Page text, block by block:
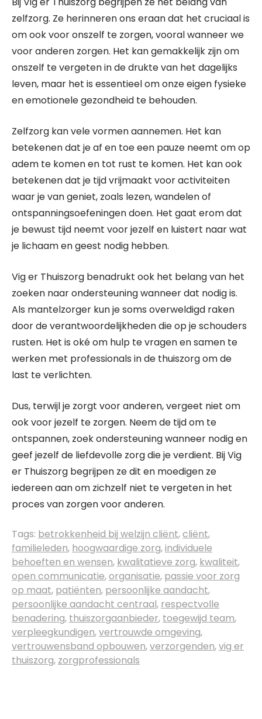
zelfzorg. Ze herinneren ons eraan dat het cruciaal is
om ook voor onszelf te zorgen, vooral wanneer we
voor anderen zorgen. Het kan gemakkelijk zijn om
onszelf te vergeten in de drukte van het dagelijks
leven, maar het is essentieel om onze eigen fysieke
en emotionele gezondheid te behouden.
Zelfzorg kan vele vormen aannemen. Het kan
betekenen dat je af en toe een pauze neemt om op
adem te komen en tot rust te komen. Het kan ook
betekenen dat je tijd vrijmaakt voor activiteiten
waar je van geniet, zoals lezen, wandelen of
ontspanningsoefeningen doen. Het gaat erom dat
je bewust tijd neemt voor jezelf en luistert naar wat
je lichaam en geest nodig hebben.
Vig er Thuiszorg benadrukt ook het belang van het
zoeken naar ondersteuning wanneer dat nodig is.
Als mantelzorger kun je soms overweldigd raken
door de verantwoordelijkheden die op je schouders
rusten. Het is oké om hulp te vragen en samen te
werken met professionals in de thuiszorg om de
last te verlichten.
Dus, terwijl je zorgt voor anderen, vergeet niet om
ook voor jezelf te zorgen. Neem de tijd om te
ontspannen, zoek ondersteuning wanneer nodig en
geef jezelf de liefdevolle zorg die je verdient. Bij Vig
er Thuiszorg begrijpen ze dit en moedigen ze
iedereen aan om zichzelf niet te vergeten in het
proces van zorgen voor anderen.
Tags: betrokkenheid bij welzijn cliënt,cliënt,
familieleden, hoogwaardige zorg,individuele
behoeften en wensen, kwalitatieve zorg, kwaliteit,
open communicatie,organisatie, passie voor zorg
op maat, patiënten, persoonlijke aandacht,
persoonlijke aandacht centraal, respectvolle
benadering, thuiszorgaanbieder, toegewijd team,
verpleegkundigen,vertrouwde omgeving,
vertrouwensband opbouwen,verzorgenden,vig er
thuiszorg, zorgprofessionals